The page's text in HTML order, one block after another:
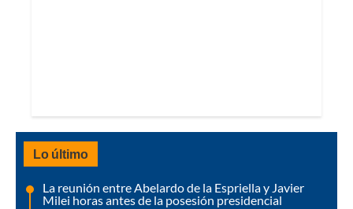
Lo último
La reunión entre Abelardo de la Espriella y Javier
Milei horas antes de la posesión presidencial